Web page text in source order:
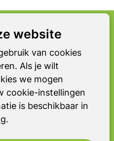
website
van cookies
Als je wilt
we mogen
cookie-instellingen
is beschikbaar in
.
BUURT
voor
met parkinson
is het extra
klachten
zelfs het